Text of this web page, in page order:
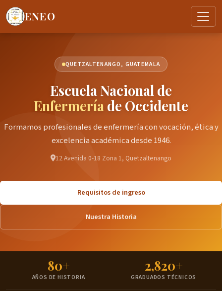
ENEO
QUETZALTENANGO, GUATEMALA
Escuela Nacional de
Enfermeríade Occidente
Formamos profesionales de enfermería con vocación, ética y
excelencia académica desde 1946.
12 Avenida 0-18 Zona 1, Quetzaltenango
Requisitos de ingreso
Nuestra Historia
80+
AÑOS DE HISTORIA
2,820+
GRADUADOS TÉCNICOS